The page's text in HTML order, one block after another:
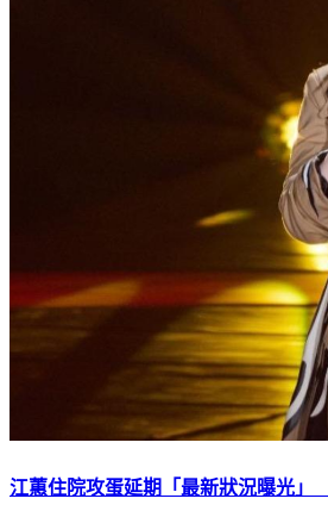
江蕙住院攻蛋延期「最新狀況曝光